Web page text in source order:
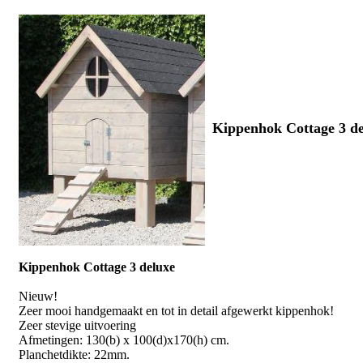
Kippenhok Cottage 3
Kippenhok Cottage 3 deluxe
Nieuw!
Zeer mooi handgemaakt en tot in detail afgewerkt kippenhok!
Zeer stevige uitvoering
Afmetingen: 130(b) x 100(d)x170(h) cm.
Planchetdikte: 22mm.